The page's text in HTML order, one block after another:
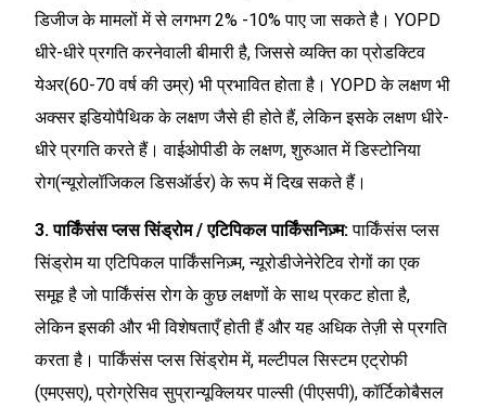
डिजीज के मामलों में से लगभग 2% -10% पाए जा सकते है। YOPD
धीरे-धीरे प्रगति करनेवाली बीमारी है, जिससे व्यक्ति का प्रोडक्टिव
येअर(60-70 वर्ष की उम्र) भी प्रभावित होता है। YOPD के लक्षण भी
अक्सर इडियोपैथिक के लक्षण जैसे ही होते हैं, लेकिन इसके लक्षण धीरे-
धीरे प्रगति करते हैं। वाईओपीडी के लक्षण, शुरुआत में डिस्टोनिया
रोग(न्यूरोलॉजिकल डिसऑर्डर) के रूप में दिख सकते हैं।
3. पार्किंसंस प्लस सिंड्रोम / एटिपिकल पार्किंसनिज़्म:पार्किंसंस प्लस
सिंड्रोम या एटिपिकल पार्किंसनिज़्म, न्यूरोडीजेनेरेटिव रोगों का एक
समूह है जो पार्किंसंस रोग के कुछ लक्षणों के साथ प्रकट होता है,
लेकिन इसकी और भी विशेषताएँ होती हैं और यह अधिक तेज़ी से प्रगति
करता है। पार्किंसंस प्लस सिंड्रोम में, मल्टीपल सिस्टम एट्रोफी
(एमएसए), प्रोग्रेसिव सुप्रान्यूक्लियर पाल्सी (पीएसपी), कॉर्टिकोबैसल